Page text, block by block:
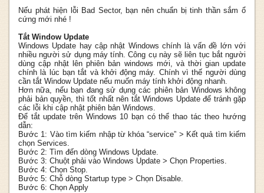
Nếu phát hiện lỗi Bad Sector, bạn nên chuẩn bị tinh thần sắm ổ
cứng mới nhé !
Tắt Window Update
Windows Update hay cập nhật Windows chính là vấn đề lớn với
nhiều người sử dụng máy tính. Công cụ này sẽ liên tục bắt người
dùng cập nhật lên phiên bản windows mới, và thời gian update
chính là lúc bạn tắt và khởi động máy. Chính vì thế người dùng
cần tắt Window Update nếu muốn máy tính khởi động nhanh.
Hơn nữa, nếu bạn đang sử dụng các phiên bản Windows không
phải bản quyền, thì tốt nhất nên tắt Windows Update để tránh gặp
các lỗi khi cập nhật phiên bản Windows.
Để tắt update trên Windows 10 bạn có thể thao tác theo hướng
dẫn:
Bước 1: Vào tìm kiếm nhập từ khóa “service” > Kết quả tìm kiếm
chọn Services.
Bước 2: Tìm đến dòng Windows Update.
Bước 3: Chuột phải vào Windows Update > Chọn Properties.
Bước 4: Chọn Stop.
Bước 5: Chỗ dòng Startup type > Chọn Disable.
Bước 6: Chọn Apply